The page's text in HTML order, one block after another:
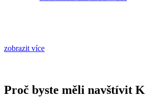
zobrazit více
Proč byste měli navštívit